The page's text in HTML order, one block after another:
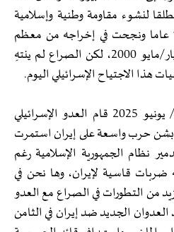
لنشوء مقاومة وطنية وإسلامية
لبنانية قاتلت العدو طيلة 18 عاما ونجحت في إخراجه من معظم
الأراضي اللبنانية المحتلة في أيار/مايو 2000، لكن الصراع لم ينتهِ
هذا الاجتياح الإسرائيلي اليوم.
وفي الثالث عشر من حزيران/ يونيو 2025 قام العدو الإسرائيلي
بشن حرب واسعة على إيران استمرت
نظام الجمهورية الإسلامية رغم
ضربات قاسية لإيران، وها نحن في
2026 نشهد المزيد من التطورات في الصراع مع العدو
العدوان الجديد ضد إيران في الثامن